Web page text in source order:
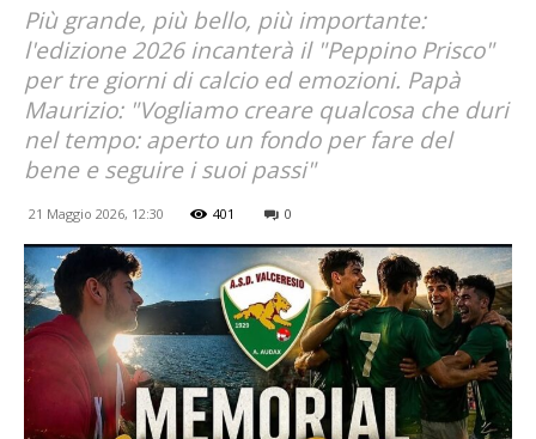
Più grande, più bello, più importante:
l'edizione 2026 incanterà il "Peppino Prisco"
per tre giorni di calcio ed emozioni. Papà
Maurizio: "Vogliamo creare qualcosa che duri
nel tempo: aperto un fondo per fare del
bene e seguire i suoi passi"
21 Maggio 2026, 12:30 401 0